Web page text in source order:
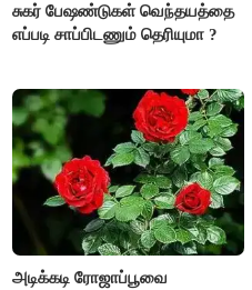
சுகர் பேஷண்டுகள் வெந்தயத்தை
எப்படி சாப்பிடணும் தெரியுமா ?
அடிக்கடி ரோஜாப்பூவை